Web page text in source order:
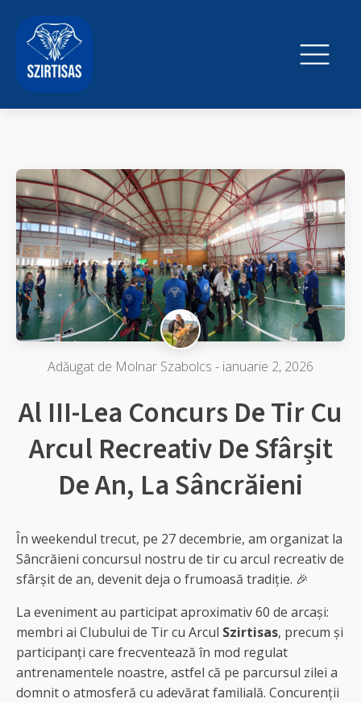
Adăugat de Molnar Szabolcs - ianuarie 2, 2026
Al III-Lea Concurs De Tir Cu
Arcul Recreativ De Sfârșit
De An, La Sâncrăieni
În weekendul trecut, pe 27 decembrie, am organizat la
Sâncrăieni concursul nostru de tir cu arcul recreativ de
sfârșit de an, devenit deja o frumoasă tradiție. 🎉
La eveniment au participat aproximativ 60 de arcași:
membri ai Clubului de Tir cu Arcul Szirtisas, precum și
participanți care frecventează în mod regulat
antrenamentele noastre, astfel că pe parcursul zilei a
domnit o atmosferă cu adevărat familială. Concurenții